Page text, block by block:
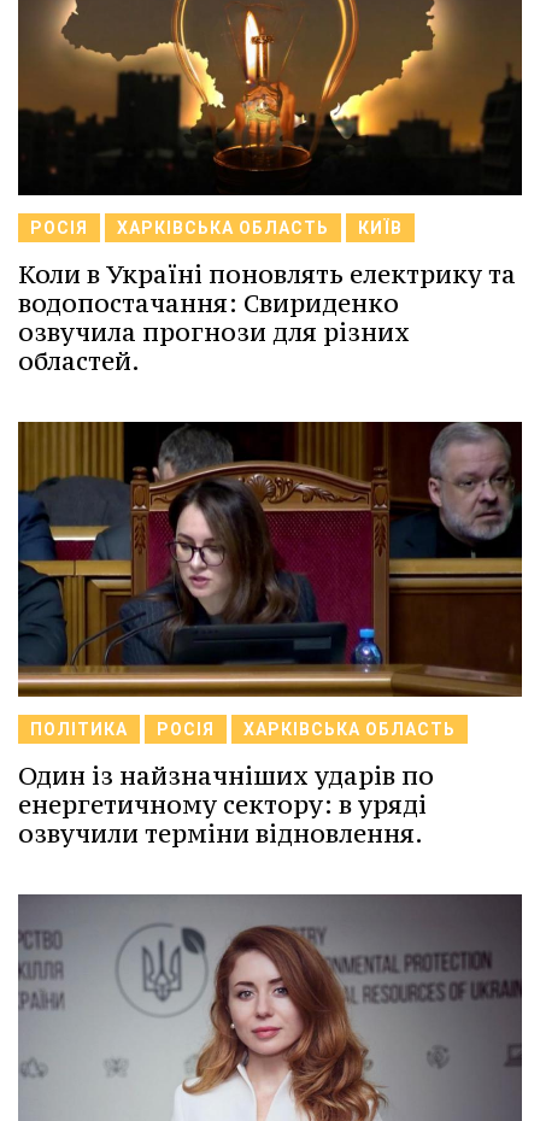
РОСІЯ ХАРКІВСЬКА ОБЛАСТЬ КИЇВ
Коли в Україні поновлять електрику та
водопостачання: Свириденко
озвучила прогнози для різних
областей.
ПОЛІТИКА РОСІЯ ХАРКІВСЬКА ОБЛАСТЬ
Один із найзначніших ударів по
енергетичному сектору: в уряді
озвучили терміни відновлення.